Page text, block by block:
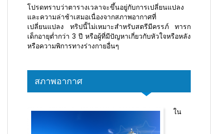
โปรดทราบว่าตารางเวลาจะขึ้นอยู่กับการเปลี่ยนแปลง
และความล่าช้าเสมอเนื่องจากสภาพอากาศที่
เปลี่ยนแปลง ทริปนี้ไม่เหมาะสำหรับสตรีมีครรภ์ ทารก
เด็กอายุต่ำกว่า 3 ปี หรือผู้ที่มีปัญหาเกี่ยวกับหัวใจหรือหลัง
หรือความพิการทางร่างกายอื่นๆ
สภาพอากาศ
ใน